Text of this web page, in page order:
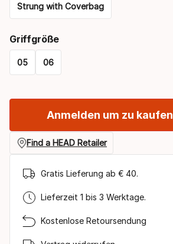
Strung with Coverbag
select
option:
bespannt
Griffgröße
05 06
select
option:
griffgröße
Anmelden um zu kaufen
Find a HEAD Retailer
Gratis Lieferung ab € 40.
Lieferzeit 1 bis 3 Werktage.
Kostenlose Retoursendung